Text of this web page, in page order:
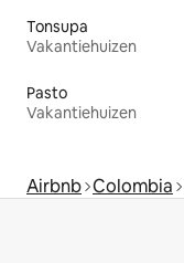
Tonsupa
Vakantiehuizen
Pasto
Vakantiehuizen
Airbnb Colombia